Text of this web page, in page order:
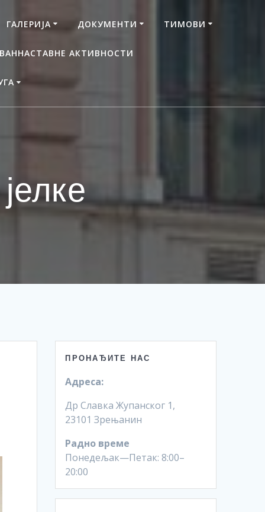
ГАЛЕРИЈА ДОКУМЕНТИ ТИМОВИ
ВАННАСТАВНЕ АКТИВНОСТИ
ПРОНАЂИТЕ НАС
Адреса:
Др Славка Жупанског 1,
23101 Зрењанин
Радно време
Понедељак—Петак: 8:00–
20:00